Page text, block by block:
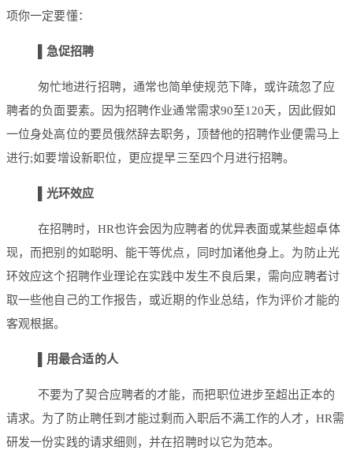
项你一定要懂：
▌急促招聘
匆忙地进行招聘，通常也简单使规范下降，或许疏忽了应
聘者的负面要素。因为招聘作业通常需求90至120天，因此假如
一位身处高位的要员俄然辞去职务，顶替他的招聘作业便需马上
进行;如要增设新职位，更应提早三至四个月进行招聘。
▌光环效应
在招聘时，HR也许会因为应聘者的优异表面或某些超卓体
现，而把别的如聪明、能干等优点，同时加诸他身上。为防止光
环效应这个招聘作业理论在实践中发生不良后果，需向应聘者讨
取一些他自己的工作报告，或近期的作业总结，作为评价才能的
客观根据。
用最合适的人
不要为了契合应聘者的才能，而把职位进步至超出正本的
请求。为了防止聘任到才能过剩而入职后不满工作的人才，HR需
研发一份实践的请求细则，并在招聘时以它为范本。